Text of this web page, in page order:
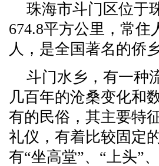
珠海市斗门区位于
674.8平方公里，常住
人，是全国著名的侨
斗门水乡，有一
几百年的沧桑变化和
有的民俗，其主要特
礼仪，有着比较固定
有“坐高堂”、“上头”